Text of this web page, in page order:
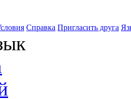
Справка Пригласить друга